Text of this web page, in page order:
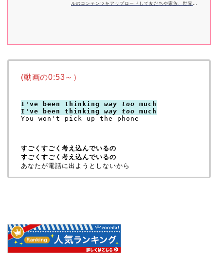
ルのコンテンツをアップロードして友だちや家族、世界中
(動画の0:53～）
I've been thinking way too much
I've been thinking way too much
You won't pick up the phone
すごくすごく考え込んでいるの
すごくすごく考え込んでいるの